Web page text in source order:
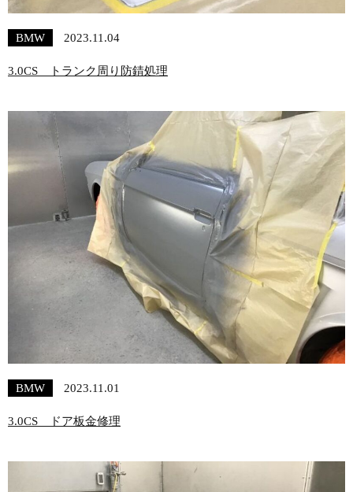
BMW 2023.11.04
3.0CS トランク周り防錆処理
BMW 2023.11.01
3.0CS ドア板金修理